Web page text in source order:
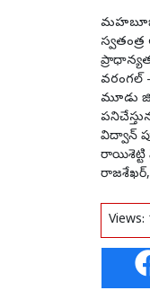
వరంగల్
మూడు
విద్వాన్
రాయిశెట్టి
Views: